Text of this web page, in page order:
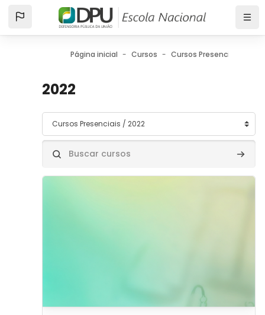
Ir para o conteúdo principal
Página inicial Cursos Cursos Presenciais
2022
Categorias de Cursos
Buscar cursos
Imagem do curso" IV Encontro Nacional de